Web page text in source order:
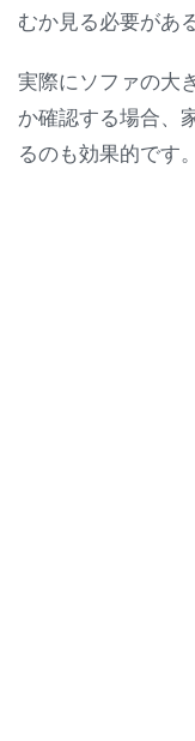
むか見る必要があ
実際にソファの大
か確認する場合、
るのも効果的です。